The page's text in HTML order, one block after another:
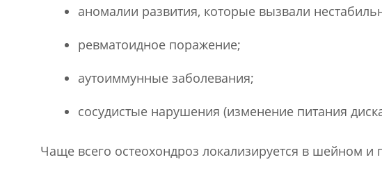
аномалии развития, которые вызвали
ревматоидное поражение;
аутоиммунные заболевания;
сосудистые нарушения (изменение питания
Чаще всего остеохондроз локализируется в шейном